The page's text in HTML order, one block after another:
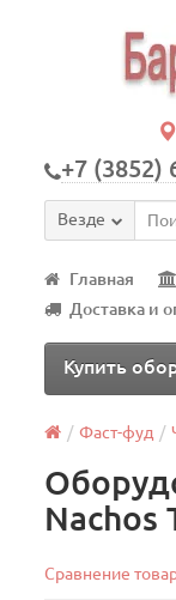
+7 (3852)
Везде
Главная
Доставка и
Купить
Фаст-фуд
Nachos
Сравнение